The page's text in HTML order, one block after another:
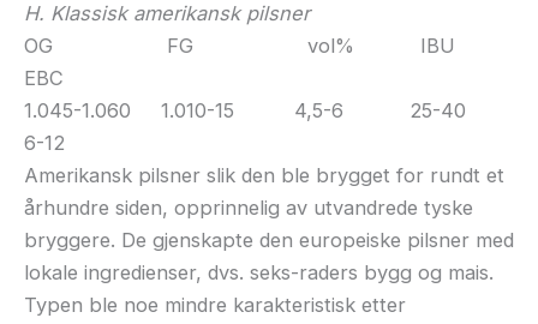
H. Klassisk amerikansk pilsner
OG FG vol% IBU
EBC
1.045-1.060 1.010-15 4,5-6 25-40
6-12
Amerikansk pilsner slik den ble brygget for rundt et
århundre siden, opprinnelig av utvandrede tyske
bryggere. De gjenskapte den europeiske pilsner med
lokale ingredienser, dvs. seks-raders bygg og mais.
Typen ble noe mindre karakteristisk etter